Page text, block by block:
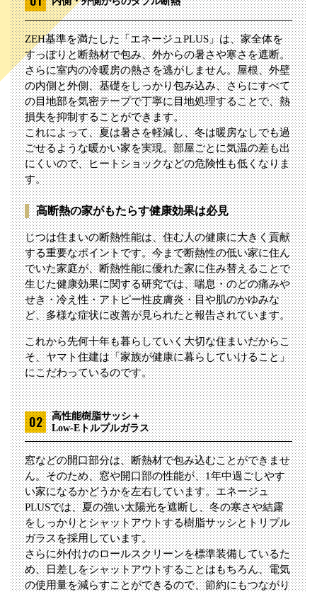
ZEH基準を満たした「エネージュPLUS」は、家全体を
すっぽりと断熱材で包み、外からの暑さや寒さを遮断。
さらに室内の冷暖房の熱さを逃がしません。屋根、外壁
の内側と外側、基礎をしっかり包み込み、さらにすべて
の目地部を気密テープで丁寧に目地処理することで、熱
損失を抑制することができます。
これによって、夏は暑さを軽減し、冬は暖房なしでも過
ごせるような暖かい家を実現。部屋ごとに気温の差も出
にくいので、ヒートショックなどの危険性も低くなりま
す。
高断熱の家がもたらす健康効果は必見
じつは住まいの断熱性能は、住む人の健康に大きく貢献
する重要なポイントです。今まで断熱性の低い家に住ん
でいた家庭が、断熱性能に優れた家に住み替えることで
生じた健康効果に関する研究では、喘息・のどの痛みや
せき・冷え性・アトピー性皮膚炎・目や肌のかゆみな
ど、多様な症状に改善が見られたと報告されています。
これから先何十年も暮らしていく大切な住まいだからこ
そ、ヤマト住建は「家族が健康に暮らしていけること」
にこだわっているのです。
高性能樹脂サッシ＋
Low-Eトルプルガラス
窓などの開口部分は、断熱材で包み込むことができませ
ん。そのため、窓や開口部の性能が、1年中過ごしやす
い家になるかどうかを左右しています。エネージュ
PLUSでは、夏の強い太陽光を遮断し、冬の寒さや結露
をしっかりとシャットアウトする樹脂サッシとトリプル
ガラスを採用しています。
さらに外付けのロールスクリーンを標準装備しているた
め、日差しをシャットアウトすることはもちろん、電気
の使用量を減らすことができるので、節約にもつながり